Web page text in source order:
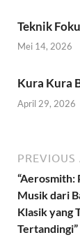
Teknik
Mei 14, 2026
Kura Kura
April 29, 2026
PREVIOUS
“Aerosmith:
Musik dari
Klasik yang
Tertandingi”